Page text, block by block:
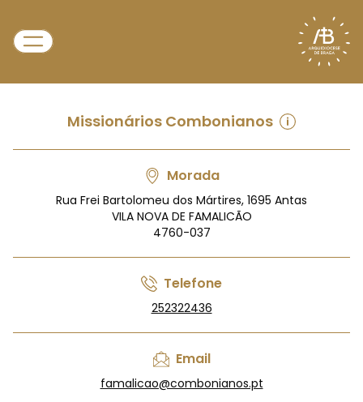
Missionários Combonianos
Morada
Rua Frei Bartolomeu dos Mártires, 1695 Antas
VILA NOVA DE FAMALICÃO
4760-037
Telefone
252322436
Email
famalicao@combonianos.pt